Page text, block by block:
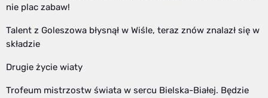
nie plac zabaw!
Talent z Goleszowa błysnął w Wiśle, teraz znów znalazł się w
składzie
Drugie życie wiaty
Trofeum mistrzostw świata w sercu Bielska-Białej. Będzie